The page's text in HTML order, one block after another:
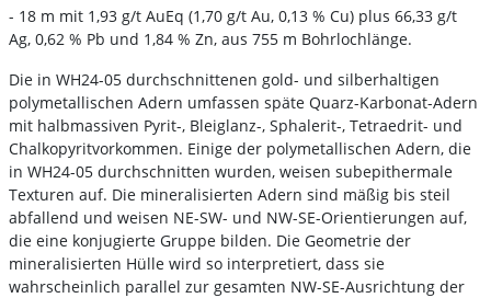
- 18 m mit 1,93 g/t AuEq (1,70 g/t Au, 0,13 % Cu) plus 66,33 g/t
Ag, 0,62 % Pb und 1,84 % Zn, aus 755 m Bohrlochlänge.
Die in WH24-05 durchschnittenen gold- und silberhaltigen
polymetallischen Adern umfassen späte Quarz-Karbonat-Adern
mit halbmassiven Pyrit-, Bleiglanz-, Sphalerit-, Tetraedrit- und
Chalkopyritvorkommen. Einige der polymetallischen Adern, die
in WH24-05 durchschnitten wurden, weisen subepithermale
Texturen auf. Die mineralisierten Adern sind mäßig bis steil
abfallend und weisen NE-SW- und NW-SE-Orientierungen auf,
die eine konjugierte Gruppe bilden. Die Geometrie der
mineralisierten Hülle wird so interpretiert, dass sie
wahrscheinlich parallel zur gesamten NW-SE-Ausrichtung der